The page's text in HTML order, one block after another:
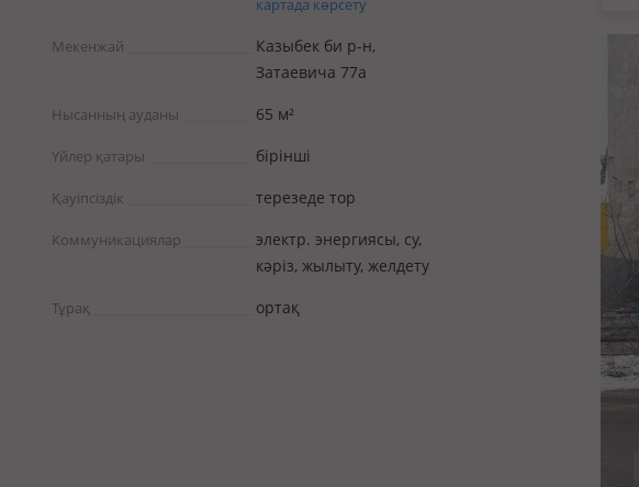
картада көрсету
Мекенжай
Казыбек би р-н,
Затаевича 77а
Нысанның ауданы 65 м²
Үйлер қатары бірінші
Қауіпсіздік терезеде тор
Коммуникациялар
электр. энергиясы, су,
кәріз, жылыту, желдету
Тұрақ ортақ